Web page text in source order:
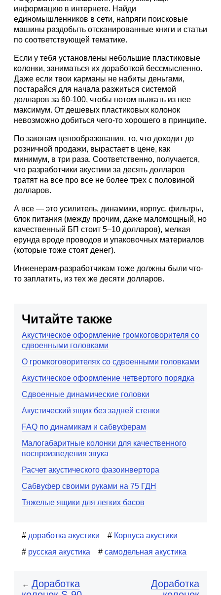
информацию в интернете. Найди
единомышленников в сети, напряги поисковые
машины раздобыть отсканированные книги и статьи
по соответствующей тематике.
Если у тебя установлены небольшие пластиковые
колонки, заниматься их доработкой бессмысленно.
Даже если твои карманы не набиты деньгами,
постарайся для начала разжиться системой
долларов за 60-100, чтобы потом выжать из нее
максимум. От дешевых пластиковых колонок
невозможно добиться чего-то хорошего в принципе.
По законам ценообразования, то, что доходит до
розничной продажи, вырастает в цене, как
минимум, в три раза. Соответственно, получается,
что разработчики акустики за десять долларов
тратят на все про все не более трех с половиной
долларов.
А все — это усилитель, динамики, корпус, фильтры,
блок питания (между прочим, даже маломощный, но
качественный БП стоит 5–10 долларов), мелкая
ерунда вроде проводов и упаковочных материалов
(которые тоже стоят денег).
Инженерам-разработчикам тоже должны были что-
то заплатить, из тех же десяти долларов.
Читайте также
Акустическое оформление громкоговорителя со
сдвоенными головками
О громкоговорителях со сдвоенными головками
Акустическое оформление четвертого порядка
Сдвоенные динамические головки
Акустический ящик без задней стенки
FAQ по динамикам и сабвуферам
Малогабаритные колонки для качественного
воспроизведения звука
Расчет акустического фазоинвертора
Сабвуфер своими руками на 75 ГДН
Тяжелые ящики для легких басов
доработка акустики
Корпуса акустики
русская акустика
самодельная акустика
Доработка
← Доработка